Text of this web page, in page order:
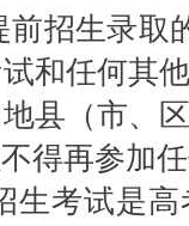
前招生录取
和任何其
县（市、
得再参加
生考试是